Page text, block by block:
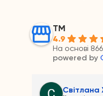
ТМ
4.9
На основі 866
powered by
Андрій